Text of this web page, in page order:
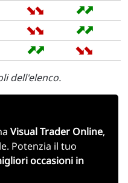
➡
➡ ➡
➡
➡
➡ ➡
➡
➡
➡ ➡
➡
dell'elenco.
Visual Trader Online,
Potenzia il tuo
occasioni in